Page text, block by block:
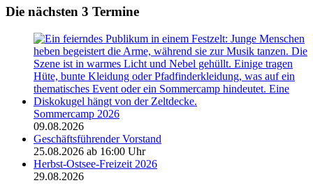
Die nächsten 3 Termine
Sommercamp 2026
09.08.2026
Geschäftsführender Vorstand
25.08.2026 ab 16:00 Uhr
Herbst-Ostsee-Freizeit 2026
29.08.2026